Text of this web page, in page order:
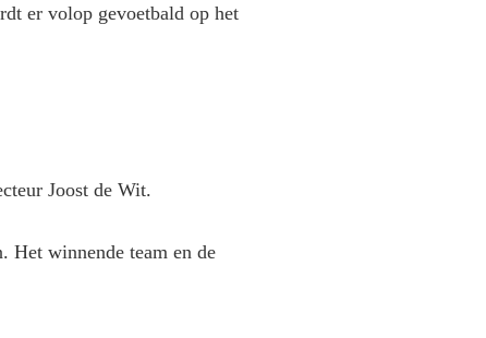
er volop gevoetbald op het
Joost de Wit.
Het winnende team en de